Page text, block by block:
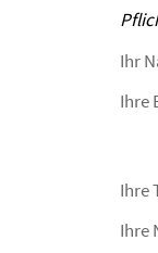
Ihr
Ihre
Ihre
Ihre